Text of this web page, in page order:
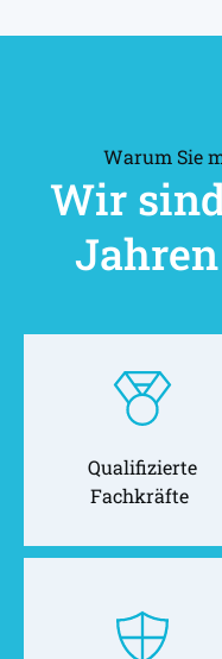
Warum Sie
Wir
Qualifizierte
Fachkräfte